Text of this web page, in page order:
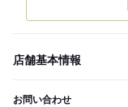
店舗基本情報
お問い合わせ